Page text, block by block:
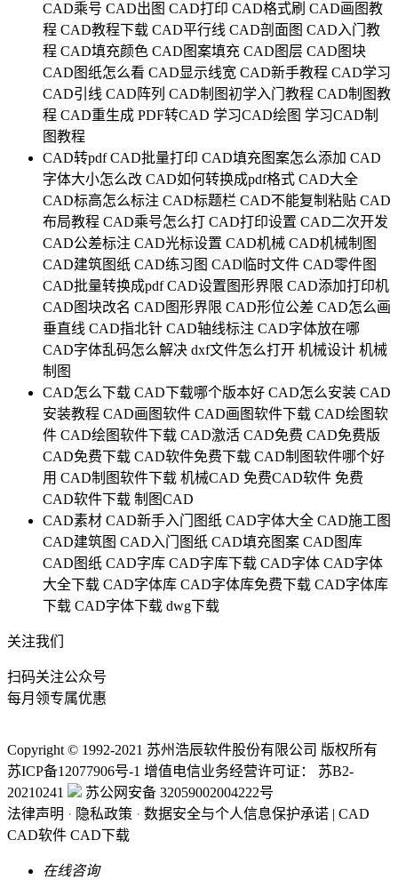
CAD乘号 CAD出图 CAD打印 CAD格式刷 CAD画图教
程 CAD教程下载 CAD平行线 CAD剖面图 CAD入门教
程 CAD填充颜色 CAD图案填充 CAD图层 CAD图块
CAD图纸怎么看 CAD显示线宽 CAD新手教程 CAD学习
CAD引线 CAD阵列 CAD制图初学入门教程 CAD制图教
程 CAD重生成 PDF转CAD 学习CAD绘图 学习CAD制
图教程
CAD转pdf CAD批量打印 CAD填充图案怎么添加 CAD
字体大小怎么改 CAD如何转换成pdf格式 CAD大全
CAD标高怎么标注 CAD标题栏 CAD不能复制粘贴 CAD
布局教程 CAD乘号怎么打 CAD打印设置 CAD二次开发
CAD公差标注 CAD光标设置 CAD机械 CAD机械制图
CAD建筑图纸 CAD练习图 CAD临时文件 CAD零件图
CAD批量转换成pdf CAD设置图形界限 CAD添加打印机
CAD图块改名 CAD图形界限 CAD形位公差 CAD怎么画
垂直线 CAD指北针 CAD轴线标注 CAD字体放在哪
CAD字体乱码怎么解决 dxf文件怎么打开 机械设计 机械
制图
CAD怎么下载 CAD下载哪个版本好 CAD怎么安装 CAD
安装教程 CAD画图软件 CAD画图软件下载 CAD绘图软
件 CAD绘图软件下载 CAD激活 CAD免费 CAD免费版
CAD免费下载 CAD软件免费下载 CAD制图软件哪个好
用 CAD制图软件下载 机械CAD 免费CAD软件 免费
CAD软件下载 制图CAD
CAD素材 CAD新手入门图纸 CAD字体大全 CAD施工图
CAD建筑图 CAD入门图纸 CAD填充图案 CAD图库
CAD图纸 CAD字库 CAD字库下载 CAD字体 CAD字体
大全下载 CAD字体库 CAD字体库免费下载 CAD字体库
下载 CAD字体下载 dwg下载
关注我们
扫码关注公众号
每月领专属优惠
Copyright © 1992-2021 苏州浩辰软件股份有限公司 版权所有
苏ICP备12077906号-1 增值电信业务经营许可证： 苏B2-
20210241
苏公网安备 32059002004222号
法律声明 · 隐私政策 · 数据安全与个人信息保护承诺 | CAD
CAD软件 CAD下载
在线咨询